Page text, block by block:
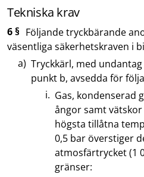
Tekniska krav
6 § Följande tryckbärande
väsentliga säkerhetskraven i
Tryckkärl, med
punkt b, avsedda för
Gas, kondenserad
ångor samt
högsta tillåtna
0,5 bar överstiger
atmosfärtrycket (1
gränser: